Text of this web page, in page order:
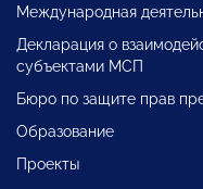
Международная
Декларация о
субъектами МСП
Бюро по защите прав
Образование
Проекты